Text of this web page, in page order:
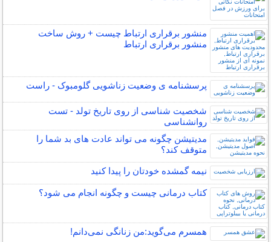
منشور برقراری ارتباط چیست + روش ساخت
منشور برقراری ارتباط
پرسشنامه ی وضعیت زناشویی گلومبوک - راست
شخصیت شناسی از روی تاریخ تولد - تست
روانشناسی
مدیتیشن چگونه می تواند عادت های بد شما را
متوقف کند؟
نیمه‌ گمشده خودتان را پیدا کنید
کتاب درمانی چیست و چگونه انجام می شود؟
همسرم می‌گوید:من زنانگی نمی‌دانم!